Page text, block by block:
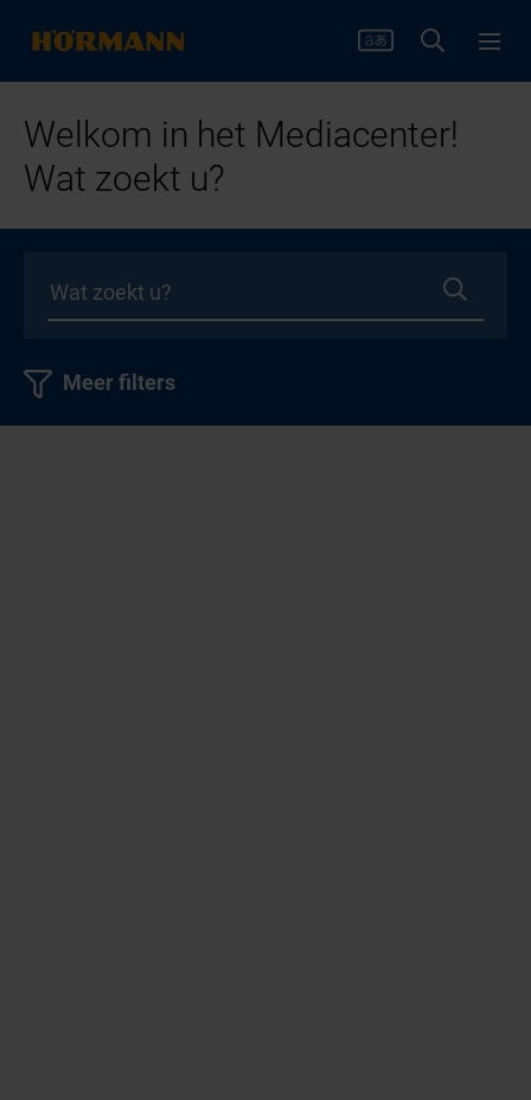
Welkom in het Mediacenter!
Wat zoekt u?
Meer filters